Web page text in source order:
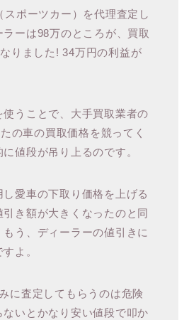
スポーツカー）を代理査定し
ーは98万のところが、買取
りました! 34万円の利益が
うことで、大手買取業者の
の車の買取価格を競ってく
値段が吊り上るのです。
愛車の下取り価格を上げる
き額が大きくなったのと同
もう、ディーラーの値引きに
よ。
に査定してもらうのは危険
いとかなり安い値段で叩か